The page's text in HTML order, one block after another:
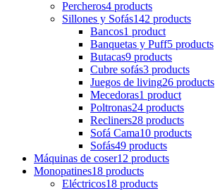
Percheros4 products
Sillones y Sofás142 products
Bancos1 product
Banquetas y Puff5 products
Butacas9 products
Cubre sofás3 products
Juegos de living26 products
Mecedoras1 product
Poltronas24 products
Recliners28 products
Sofá Cama10 products
Sofás49 products
Máquinas de coser12 products
Monopatines18 products
Eléctricos18 products